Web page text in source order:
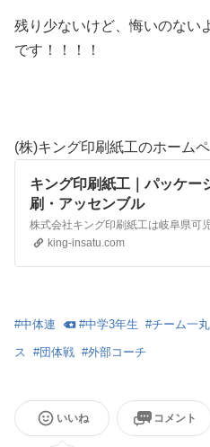
残り少ないけど、悔いのない
です！！！！
(株)キング印刷紙工のホーム
キング印刷紙工｜パッケー
刷・アッセンブル
king-insatu.com
#中体連 #中学3年生 #チーム一丸
ス #団体戦 #外部コーチ
いいね コメント